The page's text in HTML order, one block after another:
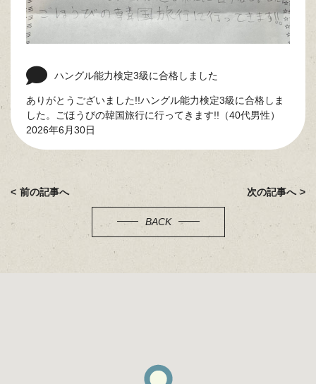
ハングル能力検定3級に合格しました
ありがとうございました!!ハングル能力検定3級に合格しま
した。ごほうびの韓国旅行に行ってきます!!（40代男性）
2026年6月30日
前の記事へ
BACK
次の記事へ